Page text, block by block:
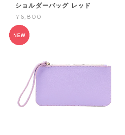
ショルダーバッグ レッド
¥6,800